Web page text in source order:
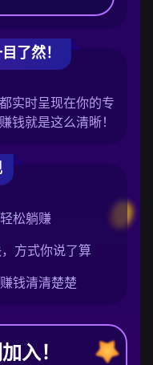
了然！
实时呈现在你的专
钱就是这么清晰！
松躺赚
方式你说了算
钱清清楚楚
入！